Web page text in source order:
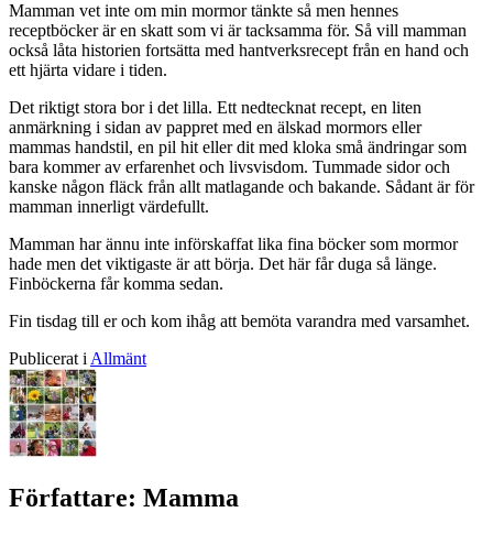
Mamman vet inte om min mormor tänkte så men hennes
receptböcker är en skatt som vi är tacksamma för. Så vill mamman
också låta historien fortsätta med hantverksrecept från en hand och
ett hjärta vidare i tiden.
Det riktigt stora bor i det lilla. Ett nedtecknat recept, en liten
anmärkning i sidan av pappret med en älskad mormors eller
mammas handstil, en pil hit eller dit med kloka små ändringar som
bara kommer av erfarenhet och livsvisdom. Tummade sidor och
kanske någon fläck från allt matlagande och bakande. Sådant är för
mamman innerligt värdefullt.
Mamman har ännu inte införskaffat lika fina böcker som mormor
hade men det viktigaste är att börja. Det här får duga så länge.
Finböckerna får komma sedan.
Fin tisdag till er och kom ihåg att bemöta varandra med varsamhet.
Publicerat i Allmänt
Författare: Mamma